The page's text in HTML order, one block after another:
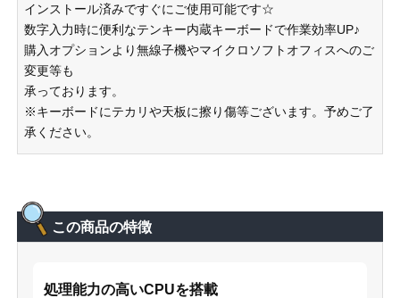
インストール済みですぐにご使用可能です☆
数字入力時に便利なテンキー内蔵キーボードで作業効率UP♪
購入オプションより無線子機やマイクロソフトオフィスへのご
変更等も
承っております。
※キーボードにテカリや天板に擦り傷等ございます。予めご了
承ください。
この商品の特徴
処理能力の高いCPUを搭載